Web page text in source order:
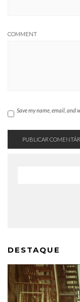
COMMENT
Save my name, email, and
DESTAQUE